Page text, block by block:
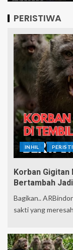
PERISTIWA
INHIL
Korban
Bertambah
Bagikan..
sakti yang